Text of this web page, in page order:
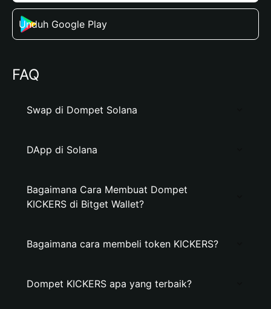
Unduh Google Play
FAQ
Swap di Dompet Solana
DApp di Solana
Bagaimana Cara Membuat Dompet
KICKERS di Bitget Wallet?
Bagaimana cara membeli token KICKERS?
Dompet KICKERS apa yang terbaik?